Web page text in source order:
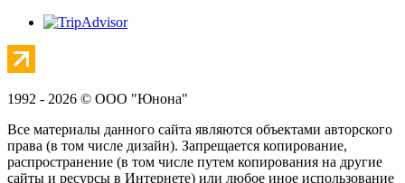
1992 - 2026 © ООО "Юнона"
Все материалы данного сайта являются объектами авторского
права (в том числе дизайн). Запрещается копирование,
распространение (в том числе путем копирования на другие
сайты и ресурсы в Интернете) или любое иное использование